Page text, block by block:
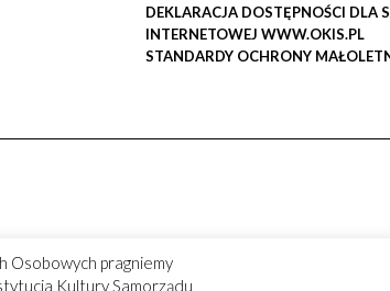
DEKLARACJA DOSTĘPNOŚCI DLA
INTERNETOWEJ WWW.OKIS.PL
STANDARDY OCHRONY
Osobowych pragniemy
Kultury Samorządu